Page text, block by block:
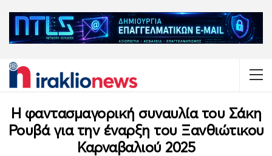
Η φαντασμαγορική συναυλία του Σάκη
Ρουβά για την έναρξη του Ξανθιώτικου
Καρναβαλιού 2025